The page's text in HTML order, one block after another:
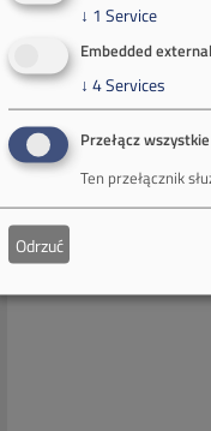
↓ 1 Service
Embedded
↓ 4Services
Przełącz
Ten przełącznik
Odrzuć